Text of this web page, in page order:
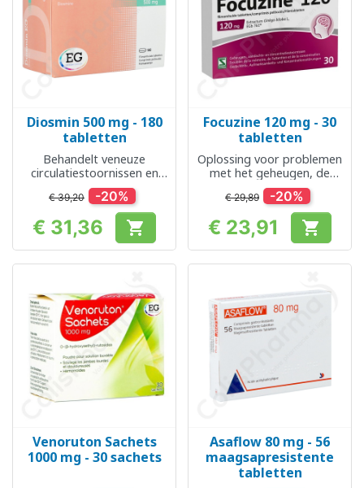
Diosmin 500 mg - 180
tabletten
Behandelt veneuze
circulatiestoornissen en
aambeien
€ 39,20 -20%
Prijs
€ 31,36 
Focuzine 120 mg - 30
tabletten
Oplossing voor problemen
met het geheugen, de
concentratie en de
aandacht
€ 29,89 -20%
Prijs
€ 23,91 
Venoruton Sachets
1000 mg - 30 sachets
Asaflow 80 mg - 56
maagsapresistente
tabletten